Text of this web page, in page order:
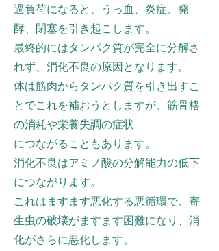
過負荷になると、うっ血、炎症、発
酵、閉塞を引き起こします。
最終的にはタンパク質が完全に分解さ
れず、消化不良の原因となります。
体は筋肉からタンパク質を引き出すこ
とでこれを補おうとしますが、筋骨格
の消耗や栄養失調の症状
につながることもあります。
消化不良はアミノ酸の分解能力の低下
につながります。
これはますます悪化する悪循環で、寄
生虫の破壊がますます困難になり、消
化がさらに悪化します。